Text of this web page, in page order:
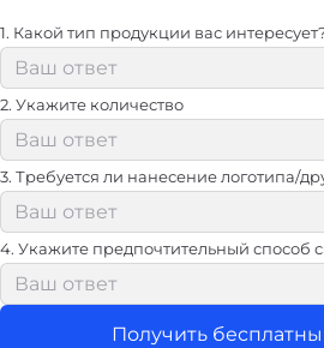
1. Какой тип продукции вас
2. Укажите количество
3. Требуется ли нанесение логотипа/
4. Укажите предпочтительный способ
Получить